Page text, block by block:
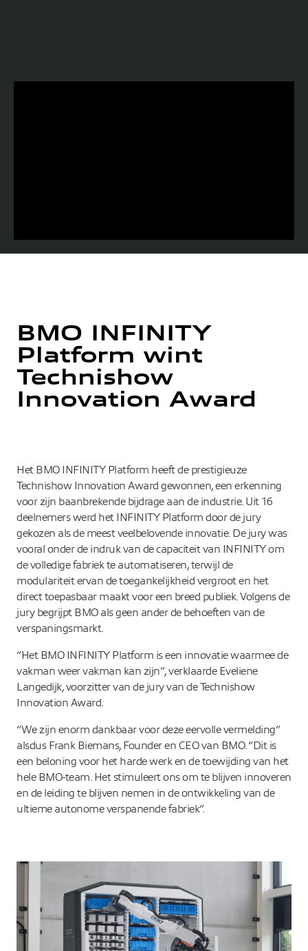
BMO INFINITY
Platform wint
Technishow
Innovation Award
Het BMO INFINITY Platform heeft de prestigieuze
Technishow Innovation Award gewonnen, een erkenning
voor zijn baanbrekende bijdrage aan de industrie. Uit 16
deelnemers werd het INFINITY Platform door de jury
gekozen als de meest veelbelovende innovatie. De jury was
vooral onder de indruk van de capaciteit van INFINITY om
de volledige fabriek te automatiseren, terwijl de
modulariteit ervan de toegankelijkheid vergroot en het
direct toepasbaar maakt voor een breed publiek. Volgens de
jury begrijpt BMO als geen ander de behoeften van de
verspaningsmarkt.
“Het BMO INFINITY Platform is een innovatie waarmee de
vakman weer vakman kan zijn”, verklaarde Eveliene
Langedijk, voorzitter van de jury van de Technishow
Innovation Award.
“We zijn enorm dankbaar voor deze eervolle vermelding”
alsdus Frank Biemans, Founder en CEO van BMO. “Dit is
een beloning voor het harde werk en de toewijding van het
hele BMO-team. Het stimuleert ons om te blijven innoveren
en de leiding te blijven nemen in de ontwikkeling van de
ultieme autonome verspanende fabriek”.